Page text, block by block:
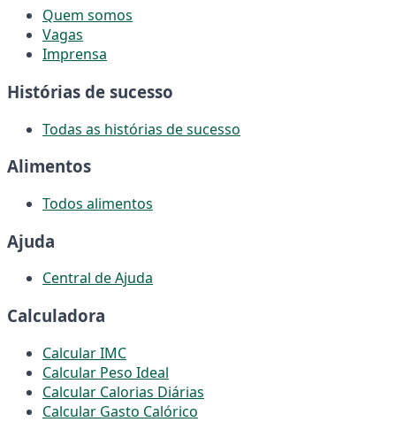
Quem somos
Vagas
Imprensa
Histórias de sucesso
Todas as histórias de sucesso
Alimentos
Todos alimentos
Ajuda
Central de Ajuda
Calculadora
Calcular IMC
Calcular Peso Ideal
Calcular Calorias Diárias
Calcular Gasto Calórico